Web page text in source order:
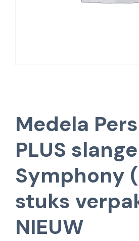
Medela
PLUS
Symphony
stuks
NIEUW